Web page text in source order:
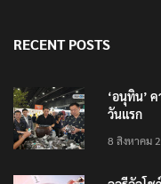
RECENT POSTS
‘อนุทิน’
วันแรก
8 สิงหาคม